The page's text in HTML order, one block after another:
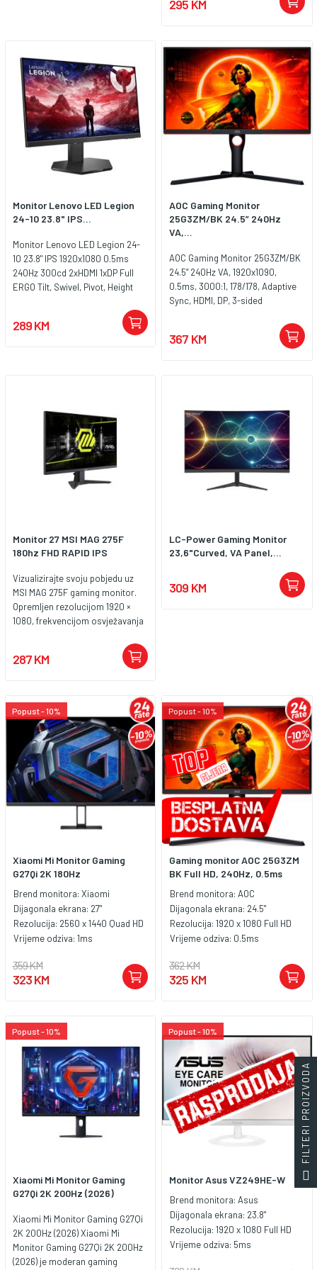
295 KM
Monitor Lenovo LED Legion
24-10 23.8" IPS...
Monitor Lenovo LED Legion 24-
10 23.8" IPS 1920x1080 0.5ms
240Hz 300cd 2xHDMI 1xDP Full
ERGO Tilt, Swivel, Pivot, Height
289 KM
AOC Gaming Monitor
25G3ZM/BK 24.5” 240Hz
VA,...
AOC Gaming Monitor 25G3ZM/BK
24.5” 240Hz VA, 1920x1090,
0.5ms, 3000:1, 178/178, Adaptive
Sync, HDMI, DP, 3-sided
367 KM
Monitor 27 MSI MAG 275F
180hz FHD RAPID IPS
Vizualizirajte svoju pobjedu uz
MSI MAG 275F gaming monitor.
Opremljen rezolucijom 1920 ×
1080, frekvencijom osvježavanja
0,5 ms (GtG, min.) i Rapid IPS
panelom, MAG 275F pruža vam
Zahvaljujući Adaptive-Sync
tehnologiji, MAG 275F usklađuje
frekvenciju osvježavanja zaslona
s vašom GPU jedinicom za
iznimno glatko igranje. Uz
najnovije tehnologije ugrađene u
MSI gaming monitore, uvijek ćete
biti spremni precizno pogoditi
287 KM
LC-Power Gaming Monitor
23,6"Curved, VA Panel,...
309 KM
Popust - 10%
Xiaomi Mi Monitor Gaming
G27Qi 2K 180Hz
Brend monitora: Xiaomi
Dijagonala ekrana: 27"
Rezolucija: 2560 x 1440 Quad HD
Vrijeme odziva: 1ms
359 KM
323 KM
Popust - 10%
Gaming monitor AOC 25G3ZM
BK Full HD, 240Hz, 0.5ms
Brend monitora: AOC
Dijagonala ekrana: 24.5"
Rezolucija: 1920 x 1080 Full HD
Vrijeme odziva: 0.5ms
362 KM
325 KM
Popust - 10%
Xiaomi Mi Monitor Gaming
G27Qi 2K 200Hz (2026)
Xiaomi Mi Monitor Gaming G27Qi
2K 200Hz (2026) Xiaomi Mi
Monitor Gaming G27Qi 2K 200Hz
(2026) je moderan gaming
Popust - 10%
Monitor Asus VZ249HE-W
Brend monitora: Asus
Dijagonala ekrana: 23.8"
Rezolucija: 1920 x 1080 Full HD
Vrijeme odziva: 5ms
FILTERI PROIZVODA